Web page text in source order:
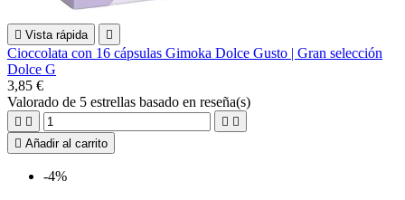
 Vista rápida 
Cioccolata con 16 cápsulas Gimoka Dolce Gusto | Gran selección
Dolce G
3,85 €
Valorado de 5 estrellas basado en reseña(s)
   
 Añadir al carrito
-4%